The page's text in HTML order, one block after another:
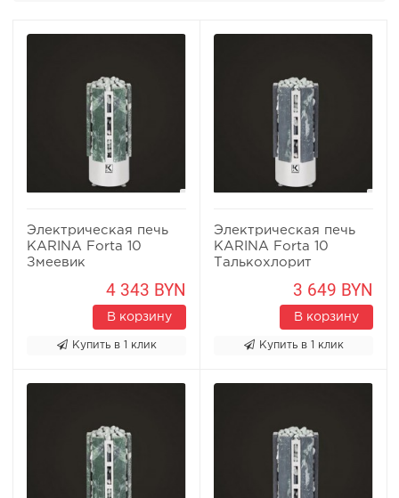
Электрическая печь
KARINA Forta 10
Змеевик
4 343 BYN
В корзину
Купить в 1 клик
Электрическая печь
KARINA Forta 10
Талькохлорит
3 649 BYN
В корзину
Купить в 1 клик